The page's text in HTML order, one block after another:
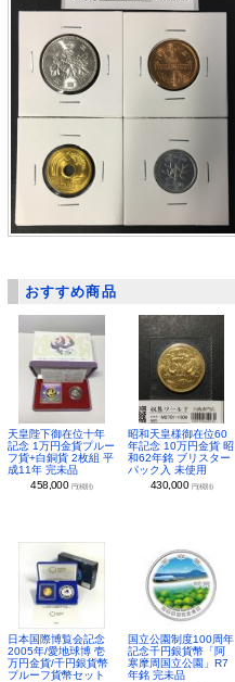
おすすめ商品
天皇陛下御在位十年
記念 1万円金貨プルー
フ貨+白銅貨 2枚組 平
成11年 完未品
458,000 円(税別)
昭和天皇様御在位60
年記念 10万円金貨 昭
和62年銘 ブリスター
パック入 未使用
430,000 円(税別)
日本国際博覧会記念
2005年/愛地球博 壱
万円金貨/千円銀貨幣
プルーフ貨幣セット
国立公園制度100周年
記念千円銀貨幣「阿
寒摩周国立公園」R7
年銘 完未品